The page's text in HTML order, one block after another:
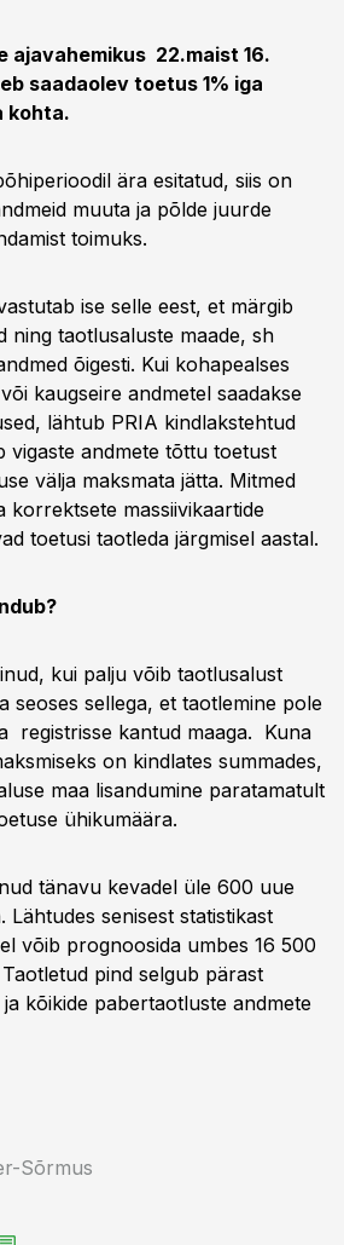
ajavahemikus 22.maist 16.
saadaolev toetus 1% iga
kohta.
ära esitatud, siis on
muuta ja põlde juurde
toimuks.
ise selle eest, et märgib
ning taotlusaluste maade, sh
õigesti. Kui kohapealses
kaugseire andmetel saadakse
lähtub PRIA kindlakstehtud
vigaste andmete tõttu toetust
välja maksmata jätta. Mitmed
korrektsete massiivikaartide
toetusi taotleda järgmisel aastal.
kui palju võib taotlusalust
seoses sellega, et taotlemine pole
registrisse kantud maaga. Kuna
on kindlates summades,
maa lisandumine paratamatult
ühikumäära.
tänavu kevadel üle 600 uue
Lähtudes senisest statistikast
võib prognoosida umbes 16 500
pind selgub pärast
kõikide pabertaotluste andmete
Sõrmus